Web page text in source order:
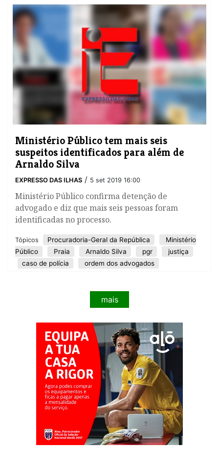
Ministério Público tem mais seis
suspeitos identificados para além de
Arnaldo Silva
EXPRESSO DAS ILHAS / 5 set 2019 16:00
Ministério Público confirma detenção de
advogado e diz que mais seis pessoas foram
identificadas no processo.
Tópicos Procuradoria-Geral da República
Ministério
Público
Praia Arnaldo Silva pgr
justiça
caso de polícia
ordem dos advogados
mais